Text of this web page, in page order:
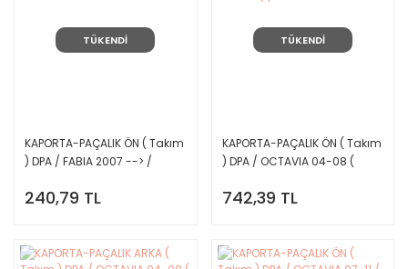
TÜKENDİ
KAPORTA-PAÇALIK ÖN ( Takım
) DPA / FABIA 2007 --> /
240,79 TL
TÜKENDİ
KAPORTA-PAÇALIK ÖN ( Takım
) DPA / OCTAVIA 04-08 (
742,39 TL